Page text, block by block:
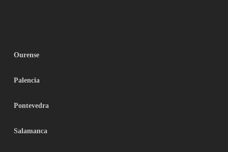
Ourense
Palencia
Pontevedra
Salamanca